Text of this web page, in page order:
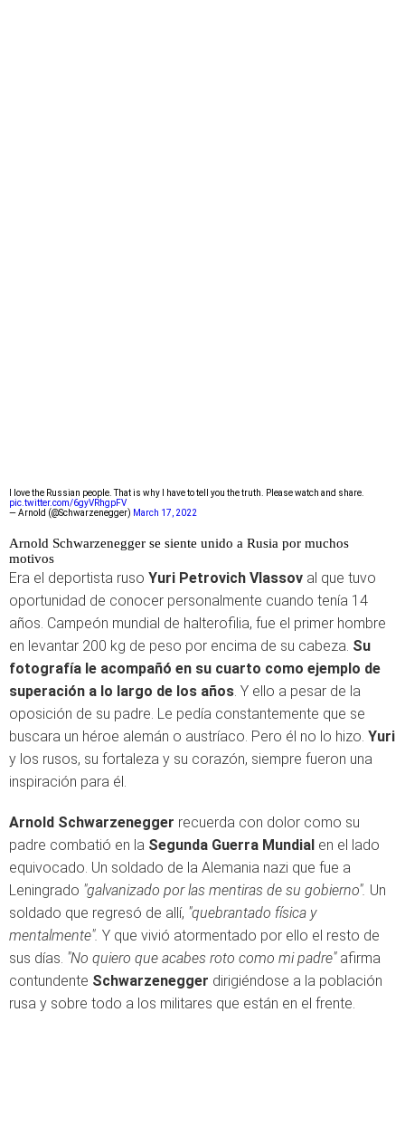
I love the Russian people. That is why I have to tell you the truth. Please watch and share.
pic.twitter.com/6gyVRhgpFV
— Arnold (@Schwarzenegger) March 17, 2022
Arnold Schwarzenegger se siente unido a Rusia por muchos
motivos
Era el deportista ruso Yuri Petrovich Vlassov al que tuvo
oportunidad de conocer personalmente cuando tenía 14
años. Campeón mundial de halterofilia, fue el primer hombre
en levantar 200 kg de peso por encima de su cabeza. Su
fotografía le acompañó en su cuarto como ejemplo de
superación a lo largo de los años. Y ello a pesar de la
oposición de su padre. Le pedía constantemente que se
buscara un héroe alemán o austríaco. Pero él no lo hizo. Yuri
y los rusos, su fortaleza y su corazón, siempre fueron una
inspiración para él.
Arnold Schwarzenegger recuerda con dolor como su
padre combatió en la Segunda Guerra Mundial en el lado
equivocado. Un soldado de la Alemania nazi que fue a
Leningrado "galvanizado por las mentiras de su gobierno". Un
soldado que regresó de allí, "quebrantado física y
mentalmente". Y que vivió atormentado por ello el resto de
sus días. "No quiero que acabes roto como mi padre" afirma
contundente Schwarzenegger dirigiéndose a la población
rusa y sobre todo a los militares que están en el frente.